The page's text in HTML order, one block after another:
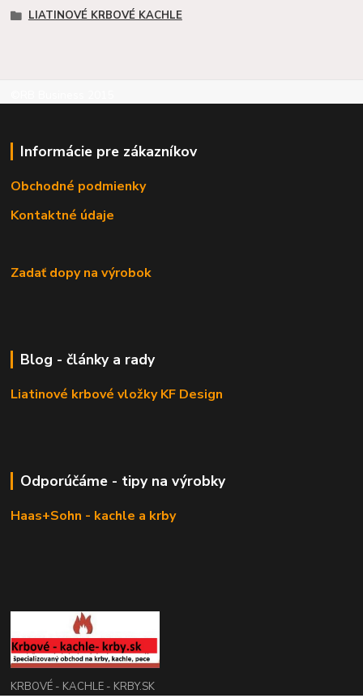
LIATINOVÉ KRBOVÉ KACHLE
Informácie pre zákazníkov
Obchodné podmienky
Kontaktné údaje
Zadať dopy na výrobok
Blog - články a rady
Liatinové krbové vložky KF Design
Odporúčáme - tipy na výrobky
Haas+Sohn - kachle a krby
KRBOVÉ - KACHLE - KRBY.SK